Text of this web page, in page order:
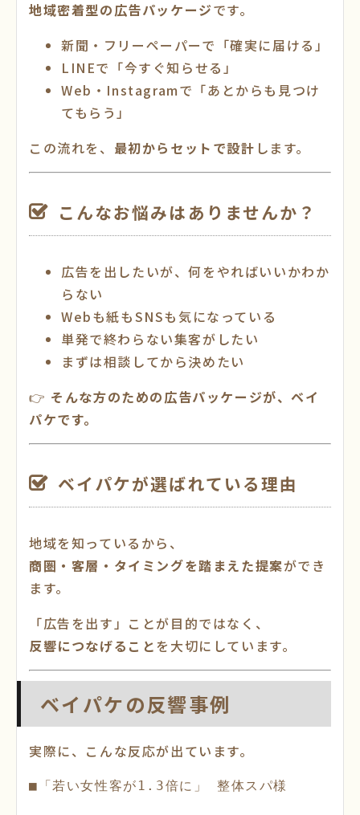
地域密着型の広告パッケージです。
新聞・フリーペーパーで「確実に届ける」
LINEで「今すぐ知らせる」
Web・Instagramで「あとからも見つけ
てもらう」
この流れを、 最初からセットで設計 します。
こんなお悩みはありませんか？
広告を出したいが、何をやればいいかわか
らない
Webも紙もSNSも気になっている
単発で終わらない集客がしたい
まずは相談してから決めたい
👉 そんな方のための広告パッケージが、ベイ
パケです。
ベイパケが選ばれている理由
地域を知っているから、
商圏・客層・タイミングを踏まえた提案ができ
ます。
「広告を出す」ことが目的ではなく、
反響につなげること を大切にしています。
ベイパケの反響事例
実際に、こんな反応が出ています。
■「若い女性客が1.3倍に」 整体スパ様